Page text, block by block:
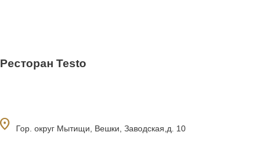
Ресторан Testo
Гор. округ Мытищи, Вешки, Заводская,д. 10